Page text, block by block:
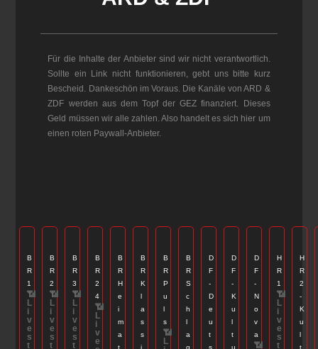
Für die Inhalte der Anbieter sind wir nicht verantwortlich.
Sollte ein Link nicht funktionieren, gebt uns bitte kurz
Bescheid. Dankeschön im Voraus. Die Kanäle von ARD &
ZDF werden aus dem Topf der GEZ finanziert. Dieses
Geld müssen wir alle zahlen. Also handelt es sich hier um
einen roten Paywall-Anbieter.
B
R
1
📶
L
i
v
e
s
t
B
R
2
📶
L
i
v
e
s
t
B
R
3
📶
L
i
v
e
s
t
B
R
2
4
📶
L
i
v
e
B
R
H
e
i
m
a
t
B
R
K
l
a
s
s
i
B
R
P
u
l
s
📶
L
B
R
S
c
h
l
a
g
D
F
-
D
e
u
t
s
D
F
-
K
u
l
t
u
D
F
-
N
o
v
a
📶
H
R
1
📶
L
i
v
e
s
t
H
R
2
-
K
u
l
t